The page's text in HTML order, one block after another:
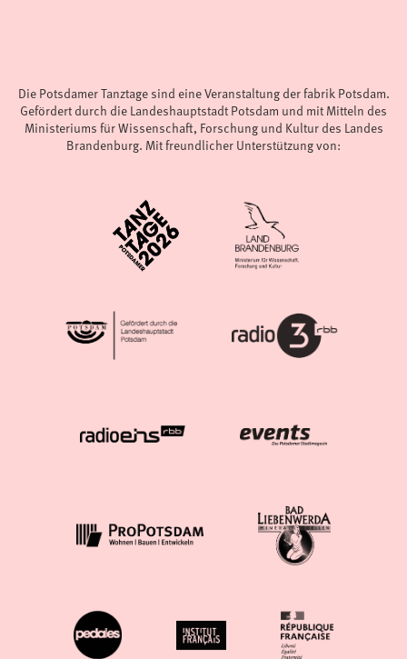
Die Potsdamer Tanztage sind eine Veranstaltung der fabrik Potsdam.
Gefördert durch die Landeshauptstadt Potsdam und mit Mitteln des
Ministeriums für Wissenschaft, Forschung und Kultur des Landes
Brandenburg. Mit freundlicher Unterstützung von: